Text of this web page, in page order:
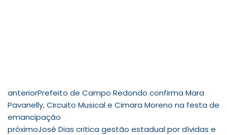
anteriorPrefeito de Campo Redondo confirma Mara
Pavanelly, Circuito Musical e Cimara Moreno na festa de
emancipação
próximoJosé Dias critica gestão estadual por dívidas e